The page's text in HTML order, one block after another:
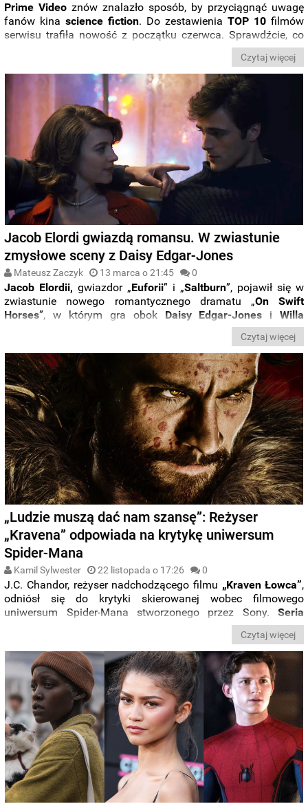
Prime Videoznów znalazło sposób, by przyciągnąć uwagę
fanów kinascience fiction. Do zestawienia TOP 10 filmów
serwisu trafiła nowość z początku czerwca. Sprawdźcie, co
” od twórców serialu
Tak to się teraz robi
z Jennifer Aniston.
Czytaj więcej
Jacob Elordi gwiazdą romansu. W zwiastunie
zmysłowe sceny z Daisy Edgar-Jones
Mateusz Zaczyk 13 marca o 21:45 0
Jacob Elordii, gwiazdor „Euforii” i „Saltburn”, pojawił się w
zwiastunie nowego romantycznego dramatu „On Swift
Horses”, w którym gra obok Daisy Edgar-Jones iWilla
. Jak zapowiada się film, który wyreżyserowałDaniel
, współtwórca takich serialowych hitów jak„Czysta
krew”, „Newsroom”, „Gra o Tron”czy„House of Cards”?
Czytaj więcej
„Ludzie muszą dać nam szansę”: Reżyser
„Kravena” odpowiada na krytykę uniwersum
Spider-Mana
Kamil Sylwester 22 listopada o 17:26 0
J.C. Chandor, reżyser nadchodzącego filmu „Kraven Łowca”,
odniósł się do krytyki skierowanej wobec filmowego
uniwersum Spider-Mana stworzonego przez Sony.Seria
obejmująca takie produkcje jak m.in. „Morbius”, „Madame
Web” czy filmy o Venomie, spotkała się z mieszanym
odbiorem fanów i krytyków, co odbija się też negatywnie na
nadciągających produkcjach, które nie doczekały się jeszcze
nawet premiery. Reżyser zaapelował, aby widzowie dali jego
produkcji szansę, oceniając ją jako odrębne dzieło, niezależne
od wcześniejszych tytułów.
Czytaj więcej